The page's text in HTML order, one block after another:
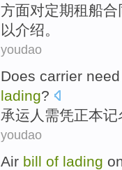
方面对定期租船合
以介绍。
youdao
Does carrier
lading?
承运人 需凭正本记
youdao
Air bill of lading